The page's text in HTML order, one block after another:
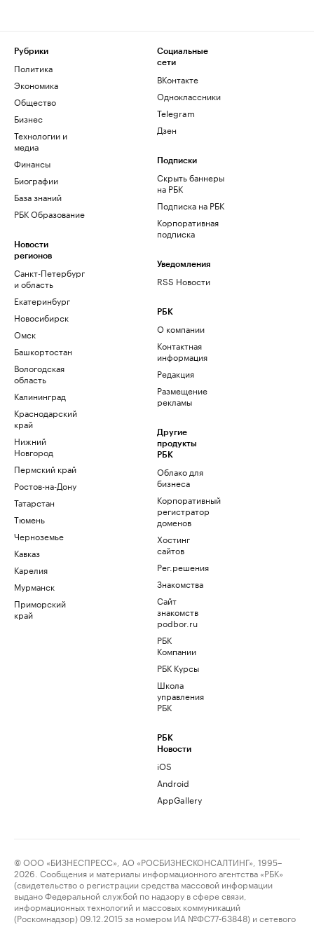
Рубрики
Политика
Экономика
Общество
Бизнес
Технологии и
медиа
Финансы
Биографии
База знаний
РБК Образование
Новости
регионов
Санкт-Петербург
и область
Екатеринбург
Новосибирск
Омск
Башкортостан
Вологодская
область
Калининград
Краснодарский
край
Нижний
Новгород
Пермский край
Ростов-на-Дону
Татарстан
Тюмень
Черноземье
Кавказ
Карелия
Мурманск
Приморский
край
Социальные
сети
ВКонтакте
Одноклассники
Telegram
Дзен
Подписки
Скрыть баннеры
на РБК
Подписка на РБК
Корпоративная
подписка
Уведомления
RSS Новости
РБК
О компании
Контактная
информация
Редакция
Размещение
рекламы
Другие
продукты
РБК
Облако для
бизнеса
Корпоративный
регистратор
доменов
Хостинг
сайтов
Рег.решения
Знакомства
Сайт
знакомств
podbor.ru
РБК
Компании
РБК Курсы
Школа
управления
РБК
РБК
Новости
iOS
Android
AppGallery
© ООО «БИЗНЕСПРЕСС», АО «РОСБИЗНЕСКОНСАЛТИНГ», 1995–
2026. Сообщения и материалы информационного агентства «РБК»
(свидетельство о регистрации средства массовой информации
выдано Федеральной службой по надзору в сфере связи,
информационных технологий и массовых коммуникаций
(Роскомнадзор) 09.12.2015 за номером ИА №ФС77-63848) и сетевого